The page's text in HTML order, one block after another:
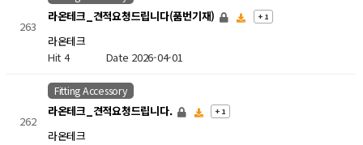
263
라온테크_견적요청드립니다(품번기재) + 1
라온테크
Hit 4 Date 2026-04-01
262
Fitting Accessory
라온테크_견적요청드립니다. + 1
라온테크